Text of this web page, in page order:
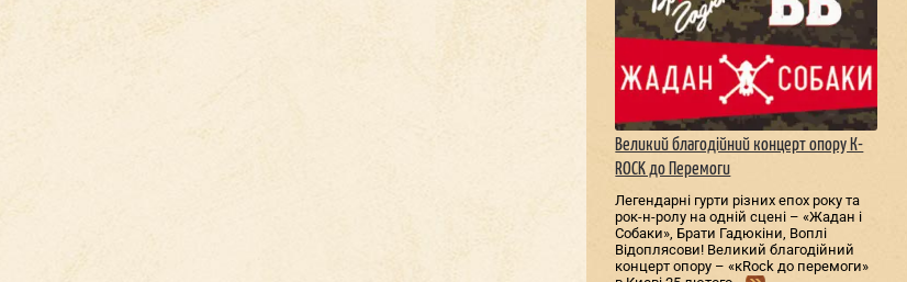
Великий благодійний концерт опору К-
ROCK до Перемоги
Легендарні гурти різних епох року та
рок-н-ролу на одній сцені – «Жадан і
Собаки», Брати Гадюкіни, Воплі
Відоплясови! Великий благодійний
концерт опору – «кRock до перемоги»